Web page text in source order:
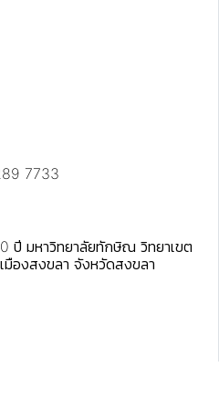
7733
ปี มหาวิทยาลัยทักษิณ วิทยาเขต
มืองสงขลา จังหวัดสงขลา